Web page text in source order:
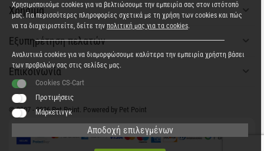
Χρήσιμα
Εξυπηρέτηση πελατών
Επικοινωνία
© 2007 - 2026 Pet Point. Powered by Pet Point
Χρησιμοποιούμε cookies για να βελτιώσουμε την εμπειρία σας στον ιστότοπό
μας. Για περισσότερες πληροφορίες σχετικά με τη χρήση των cookies και πώς
να τα διαχειριστείτε, δείτε την πολιτική μας για τα cookies.
Αναλυτικά cookies για να διαμορφώσουμε καλύτερα την εμπειρία χρήστη βάσει
των προβολών σας στις σελίδες μας.
Cookies CS-Cart
Προτιμήσεις
Μάρκετινγκ
Αποδοχή επιλεγμένων